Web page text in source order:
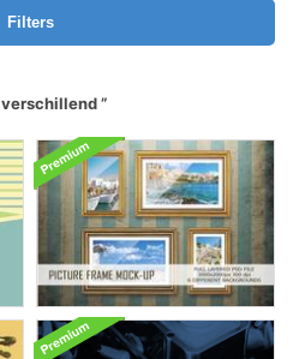
Filters
verschillend